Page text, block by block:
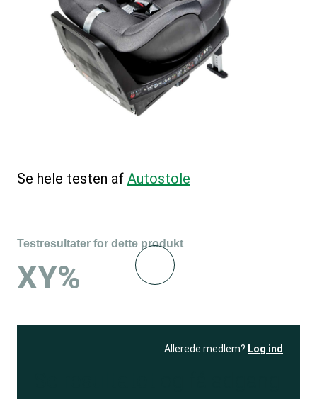
Se hele testen af Autostole
Testresultater for dette produkt
XY%
Allerede medlem? Log ind